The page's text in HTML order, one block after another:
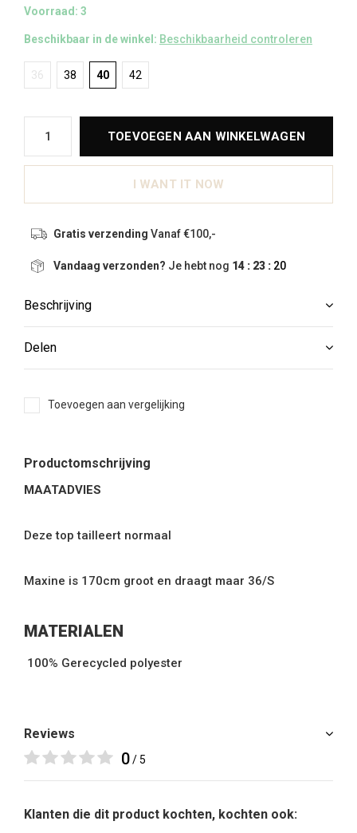
Voorraad: 3
Beschikbaar in de winkel: Beschikbaarheid controleren
36 38 40 42
TOEVOEGEN AAN WINKELWAGEN
I WANT IT NOW
Gratis verzending Vanaf €100,-
Vandaag verzonden? Je hebt nog 14 : 23 : 19
Beschrijving
Delen
Toevoegen aan vergelijking
Productomschrijving
MAATADVIES
Deze top tailleert normaal
Maxine is 170cm groot en draagt maar 36/S
MATERIALEN
100% Gerecycled polyester
Reviews
0/ 5
Klanten die dit product kochten, kochten ook: